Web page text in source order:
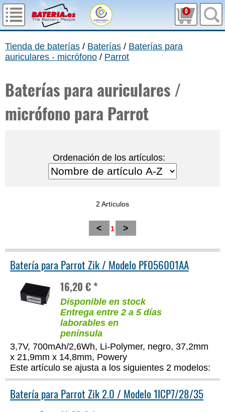
0
Tienda de baterías / Baterías / Baterías para
auriculares - micrófono / Parrot
Baterías para auriculares /
micrófono para Parrot
Ordenación de los artículos:
2 Artículos
< 1 >
Batería para Parrot Zik / Modelo PF056001AA
16,20 € *
Disponible en stock
Entrega entre 2 a 5 días
laborables en
península
3,7V, 700mAh/2,6Wh, Li-Polymer, negro, 37,2mm
x 21,9mm x 14,8mm, Powery
Este artículo se ajusta a los siguientes 2 modelos:
Batería para Parrot Zik 2.0 / Modelo 1ICP7/28/35